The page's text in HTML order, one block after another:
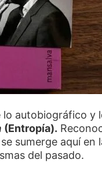
lo autobiográfico y
(Entropía).
sumerge aquí en
del pasado.